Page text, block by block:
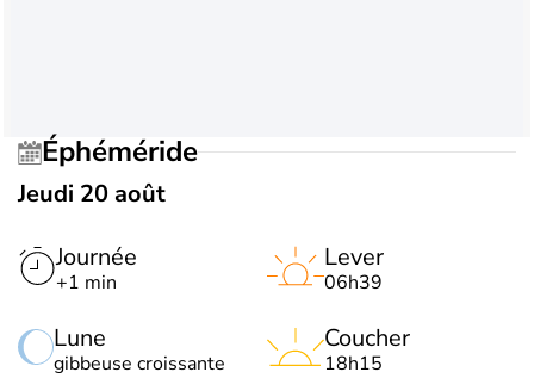
Éphéméride
Jeudi 20 août
Journée
+1 min
Lune
gibbeuse croissante
Lever
06h39
Coucher
18h15